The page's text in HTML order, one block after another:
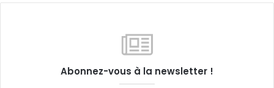
Abonnez-vous à la newsletter !